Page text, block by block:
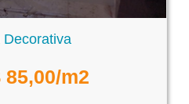
Decorativa
85,00/m2